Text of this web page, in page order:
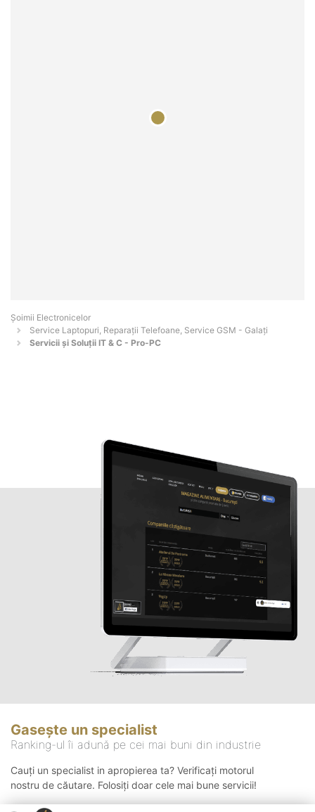
Șoimii Electronicelor
Service Laptopuri, Reparații Telefoane, Service GSM - Galaţi
Servicii și Soluții IT & C - Pro-PC
Gasește un specialist
Ranking-ul îi adună pe cei mai buni din industrie
Cauți un specialist in apropierea ta? Verificați motorul
nostru de căutare. Folosiți doar cele mai bune servicii!